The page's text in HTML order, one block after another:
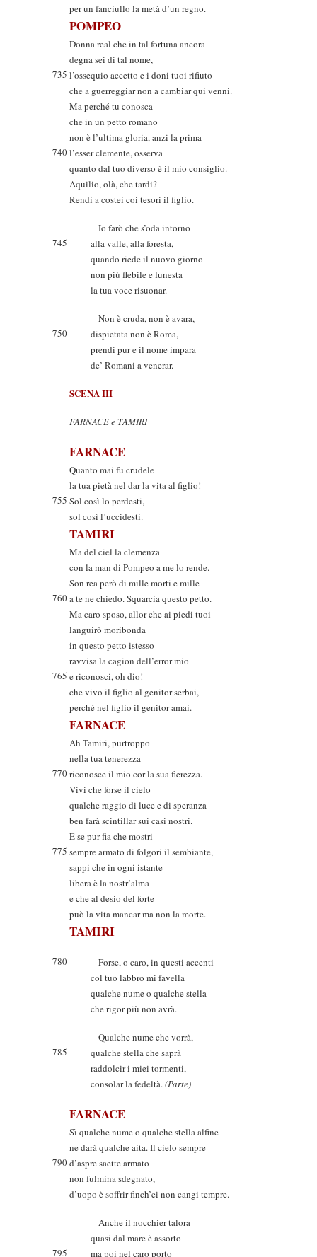
per un fanciullo la metà d’un regno.
POMPEO
Donna real che in tal fortuna ancora
degna sei di tal nome,
735 l’ossequio accetto e i doni tuoi rifiuto
che a guerreggiar non a cambiar qui venni.
Ma perché tu conosca
che in un petto romano
non è l’ultima gloria, anzi la prima
740l’esser clemente, osserva
quanto dal tuo diverso è il mio consiglio.
Aquilio, olà, che tardi?
Rendi a costei coi tesori il figlio.
Io farò che s’oda intorno
745
alla valle, alla foresta,
quando riede il nuovo giorno
non più flebile e funesta
la tua voce risuonar.
Non è cruda, non è avara,
750
dispietata non è Roma,
prendi pur e il nome impara
de’ Romani a venerar.
SCENA III
FARNACE e TAMIRI
FARNACE
Quanto mai fu crudele
la tua pietà nel dar la vita al figlio!
755 Sol così lo perdesti,
sol così l’uccidesti.
TAMIRI
Ma del ciel la clemenza
con la man di Pompeo a me lo rende.
Son rea però di mille morti e mille
760a te ne chiedo. Squarcia questo petto.
Ma caro sposo, allor che ai piedi tuoi
languirò moribonda
in questo petto istesso
ravvisa la cagion dell’error mio
765 e riconosci, oh dio!
che vivo il figlio al genitor serbai,
perché nel figlio il genitor amai.
FARNACE
Ah Tamiri, purtroppo
nella tua tenerezza
770riconosce il mio cor la sua fierezza.
Vivi che forse il cielo
qualche raggio di luce e di speranza
ben farà scintillar sui casi nostri.
E se pur fia che mostri
775 sempre armato di folgori il sembiante,
sappi che in ogni istante
libera è la nostr’alma
e che al desio del forte
può la vita mancar ma non la morte.
TAMIRI
780
Forse, o caro, in questi accenti
col tuo labbro mi favella
qualche nume o qualche stella
che rigor più non avrà.
Qualche nume che vorrà,
785
qualche stella che saprà
raddolcir i miei tormenti,
consolar la fedeltà.(Parte)
FARNACE
Sì qualche nume o qualche stella alfine
ne darà qualche aita. Il cielo sempre
790d’aspre saette armato
non fulmina sdegnato,
d’uopo è soffrir finch’ei non cangi tempre.
Anche il nocchier talora
quasi dal mare è assorto
795
ma poi nel caro porto